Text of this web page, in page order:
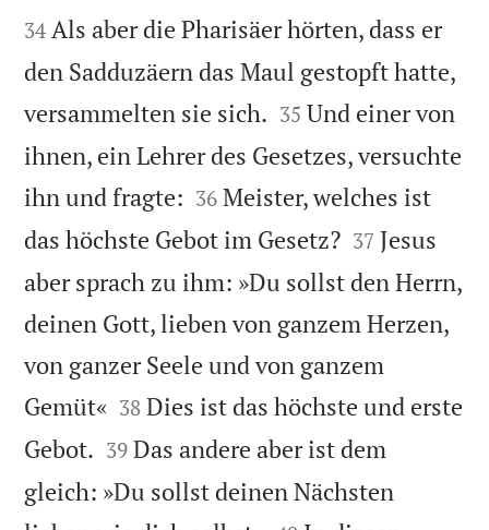


34 Als aber die Pharisäer hörten, dass er
den Sadduzäern das Maul gestopft hatte,
versammelten sie sich. 

35 Und einer von
ihnen, ein Lehrer des Gesetzes, versuchte
ihn und fragte: 

36 Meister, welches ist
das höchste Gebot im Gesetz?
37 Jesus
aber sprach zu ihm: »Du sollst den Herrn,
deinen Gott, lieben von ganzem Herzen,
von ganzer Seele und von ganzem
Gemüt« 

38 Dies ist das höchste und erste
Gebot. 

39 Das andere aber ist dem
gleich: »Du sollst deinen Nächsten